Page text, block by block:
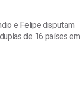
e Felipe disputam
de 16 países em